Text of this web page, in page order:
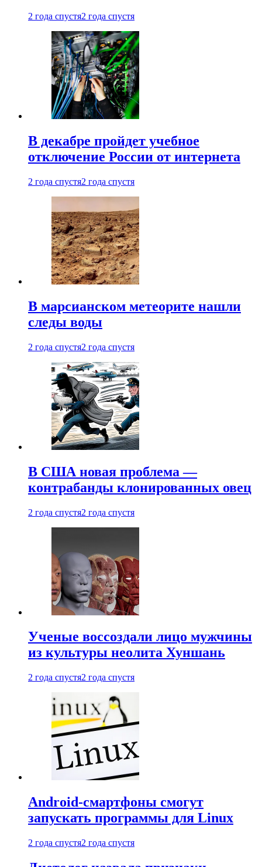
2 года спустя2 года спустя
В декабре пройдет учебное
отключение России от интернета
2 года спустя2 года спустя
В марсианском метеорите нашли
следы воды
2 года спустя2 года спустя
В США новая проблема —
контрабанды клонированных овец
2 года спустя2 года спустя
Ученые воссоздали лицо мужчины
из культуры неолита Хуншань
2 года спустя2 года спустя
Android-смартфоны смогут
запускать программы для Linux
2 года спустя2 года спустя